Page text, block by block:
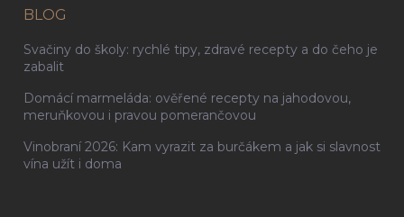
BLOG
Svačiny do školy: rychlé tipy, zdravé recepty a do čeho je
zabalit
Domácí marmeláda: ověřené recepty na jahodovou,
meruňkovou i pravou pomerančovou
Vinobraní 2026: Kam vyrazit za burčákem a jak si slavnost
vína užít i doma